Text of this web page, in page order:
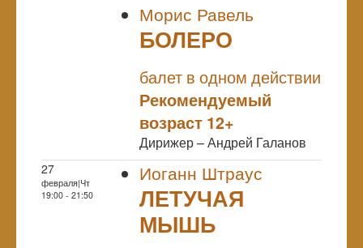
Морис Равель
БОЛЕРО
балет в одном действии
Рекомендуемый
возраст 12+
Дирижер – Андрей Галанов
27
февраля|Чт
19:00 - 21:50
Иоганн Штраус
ЛЕТУЧАЯ
МЫШЬ